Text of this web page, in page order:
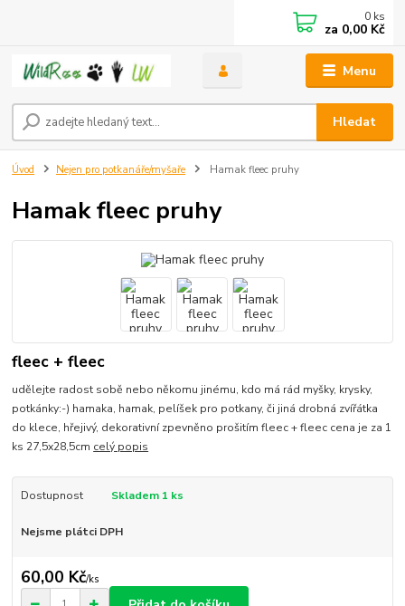
Menu
Hledat
0 ks
za 0,00 Kč
Úvod Nejen pro potkanáře/myšaře Hamak fleec pruhy
Hamak fleec pruhy
fleec + fleec
udělejte radost sobě nebo někomu jinému, kdo má rád myšky, krysky,
potkánky:-) hamaka, hamak, pelíšek pro potkany, či jiná drobná zvířátka
do klece, hřejivý, dekorativní zpevněno prošitím fleec + fleec cena je za 1
ks 27,5x28,5cm celý popis
Dostupnost Skladem 1 ks
Nejsme plátci DPH
60,00 Kč/ks